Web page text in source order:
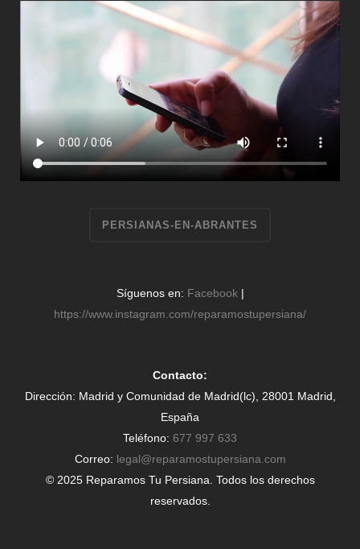
PERSIANAS-EN-ABRANTES
Síguenos en: Facebook|
https://www.instagram.com/reparamostupersiana/
Contacto:
Dirección: Madrid y Comunidad de Madrid(lc), 28001 Madrid,
España
Teléfono: 677 997 633
Correo: legal@reparamostupersiana.com
© 2025 Reparamos Tu Persiana. Todos los derechos
reservados.